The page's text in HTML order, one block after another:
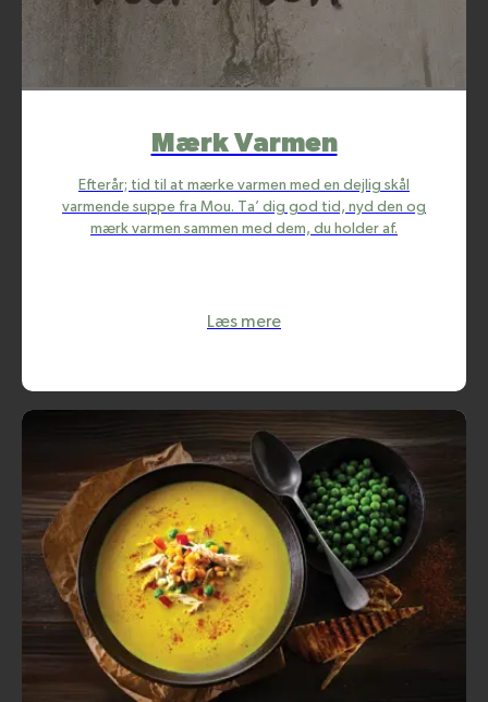
Mærk Varmen
Efterår; tid til at mærke varmen med en dejlig skål
varmende suppe fra Mou. Ta’ dig god tid, nyd den og
mærk varmen sammen med dem, du holder af.
Læs mere